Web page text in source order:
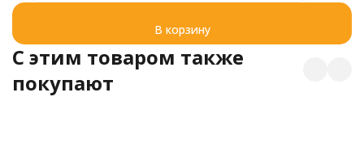
В корзину
C этим товаром также
покупают